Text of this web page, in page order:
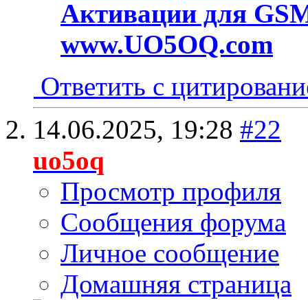
Активации для
www.UO5OQ.com
Ответить с
14.06.2025, 19:28 #22
uo5oq
Просмотр профиля
Сообщения форума
Личное сообщение
Домашняя страница